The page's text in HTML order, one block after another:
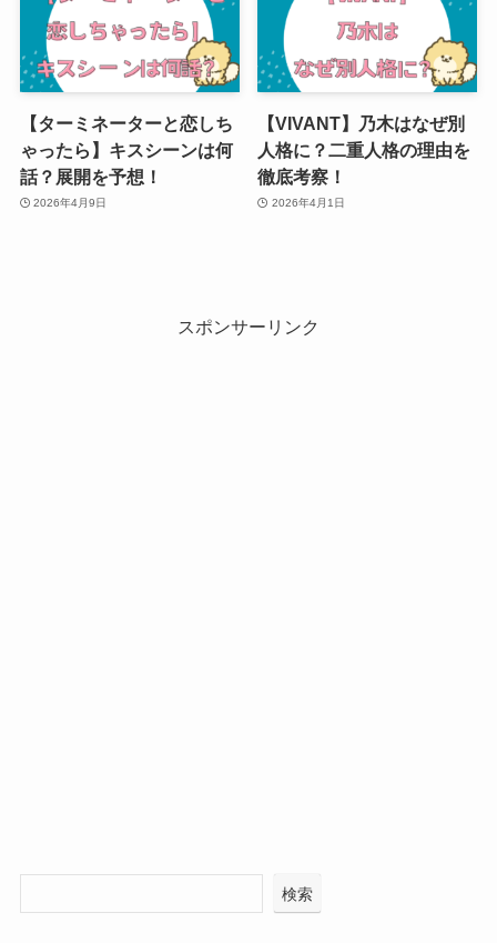
【ターミネーターと恋しち
ゃったら】キスシーンは何
話？展開を予想！
2026年4月9日
【VIVANT】乃木はなぜ別
人格に？二重人格の理由を
徹底考察！
2026年4月1日
スポンサーリンク
検索